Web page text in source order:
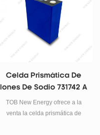
Celda Prismática De
Iones De Sodio 731742 A
La Venta
TOB New Energy ofrece a la
venta la celda prismática de